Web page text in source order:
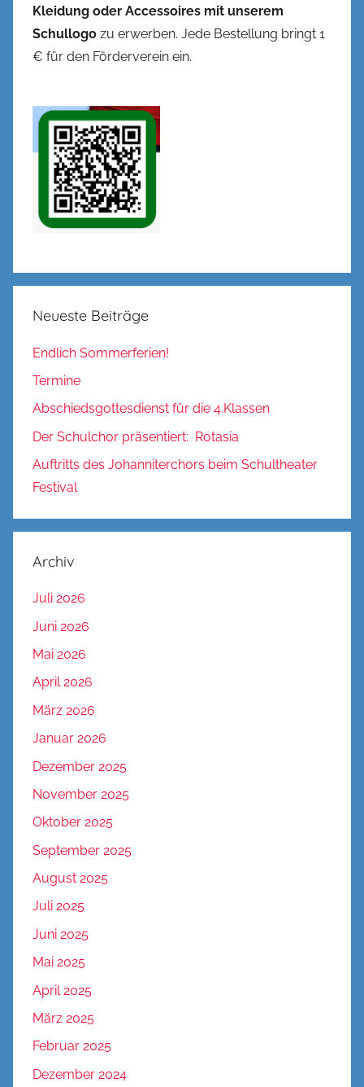
Kleidung oder Accessoires mit unserem
Schullogo zu erwerben. Jede Bestellung bringt 1
€ für den Förderverein ein.
Neueste Beiträge
Endlich Sommerferien!
Termine
Abschiedsgottesdienst für die 4.Klassen
Der Schulchor präsentiert: Rotasia
Auftritts des Johanniterchors beim Schultheater
Festival
Archiv
Juli 2026
Juni 2026
Mai 2026
April 2026
März 2026
Januar 2026
Dezember 2025
November 2025
Oktober 2025
September 2025
August 2025
Juli 2025
Juni 2025
Mai 2025
April 2025
März 2025
Februar 2025
Dezember 2024